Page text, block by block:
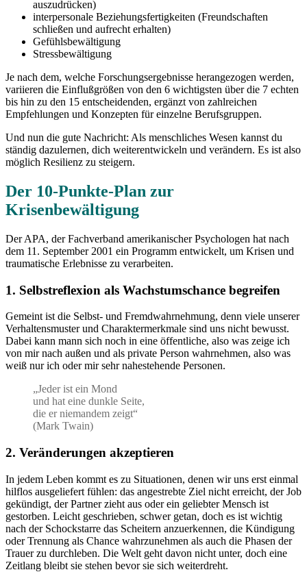
auszudrücken)
interpersonale Beziehungsfertigkeiten (Freundschaften
schließen und aufrecht erhalten)
Gefühlsbewältigung
Stressbewältigung
Je nach dem, welche Forschungsergebnisse herangezogen werden,
variieren die Einflußgrößen von den 6 wichtigsten über die 7 echten
bis hin zu den 15 entscheidenden, ergänzt von zahlreichen
Empfehlungen und Konzepten für einzelne Berufsgruppen.
Und nun die gute Nachricht: Als menschliches Wesen kannst du
ständig dazulernen, dich weiterentwickeln und verändern. Es ist also
möglich Resilienz zu steigern.
Der 10-Punkte-Plan zur
Krisenbewältigung
Der APA, der Fachverband amerikanischer Psychologen hat nach
dem 11. September 2001 ein Programm entwickelt, um Krisen und
traumatische Erlebnisse zu verarbeiten.
1. Selbstreflexion als Wachstumschance begreifen
Gemeint ist die Selbst- und Fremdwahrnehmung, denn viele unserer
Verhaltensmuster und Charaktermerkmale sind uns nicht bewusst.
Dabei kann mann sich noch in eine öffentliche, also was zeige ich
von mir nach außen und als private Person wahrnehmen, also was
weiß nur ich oder mir sehr nahestehende Personen.
„Jeder ist ein Mond
und hat eine dunkle Seite,
die er niemandem zeigt“
(Mark Twain)
2. Veränderungen akzeptieren
In jedem Leben kommt es zu Situationen, denen wir uns erst einmal
hilflos ausgeliefert fühlen: das angestrebte Ziel nicht erreicht, der Job
gekündigt, der Partner zieht aus oder ein geliebter Mensch ist
gestorben. Leicht geschrieben, schwer getan, doch es ist wichtig
nach der Schockstarre das Scheitern anzuerkennen, die Kündigung
oder Trennung als Chance wahrzunehmen als auch die Phasen der
Trauer zu durchleben. Die Welt geht davon nicht unter, doch eine
Zeitlang bleibt sie stehen bevor sie sich weiterdreht.